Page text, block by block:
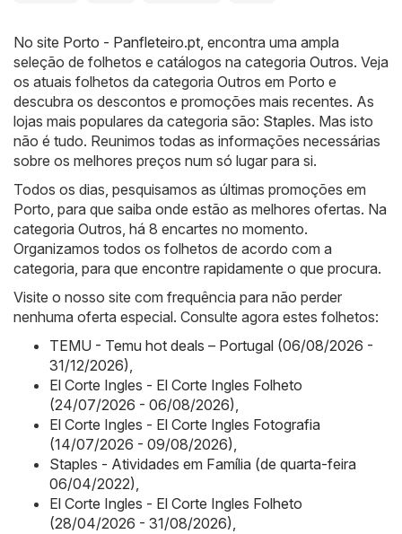
No site Porto - Panfleteiro.pt, encontra uma ampla
seleção de folhetos e catálogos na categoria Outros. Veja
os atuais folhetos da categoria Outros em Porto e
descubra os descontos e promoções mais recentes. As
lojas mais populares da categoria são: Staples. Mas isto
não é tudo. Reunimos todas as informações necessárias
sobre os melhores preços num só lugar para si.
Todos os dias, pesquisamos as últimas promoções em
Porto, para que saiba onde estão as melhores ofertas. Na
categoria Outros, há 8 encartes no momento.
Organizamos todos os folhetos de acordo com a
categoria, para que encontre rapidamente o que procura.
Visite o nosso site com frequência para não perder
nenhuma oferta especial. Consulte agora estes folhetos:
TEMU - Temu hot deals – Portugal (06/08/2026 -
31/12/2026),
El Corte Ingles - El Corte Ingles Folheto
(24/07/2026 - 06/08/2026),
El Corte Ingles - El Corte Ingles Fotografia
(14/07/2026 - 09/08/2026),
Staples - Atividades em Família (de quarta-feira
06/04/2022),
El Corte Ingles - El Corte Ingles Folheto
(28/04/2026 - 31/08/2026),